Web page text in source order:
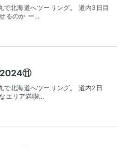
北海道へツーリング。 道内3日目
るのか ー…
2024⑪
北海道へツーリング。 道内2日
エリア満喫…